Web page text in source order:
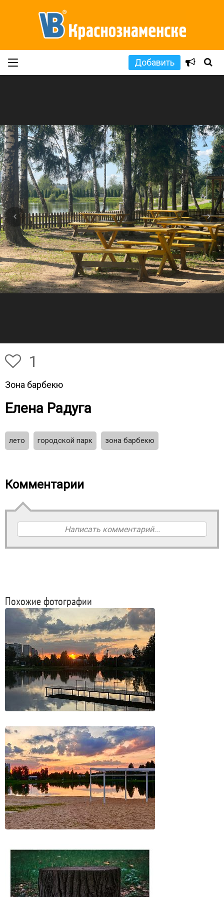
Добавить
1
Зона барбекю
Елена Радуга
лето городской парк зона барбекю
Комментарии
Написать комментарий...
Похожие фотографии